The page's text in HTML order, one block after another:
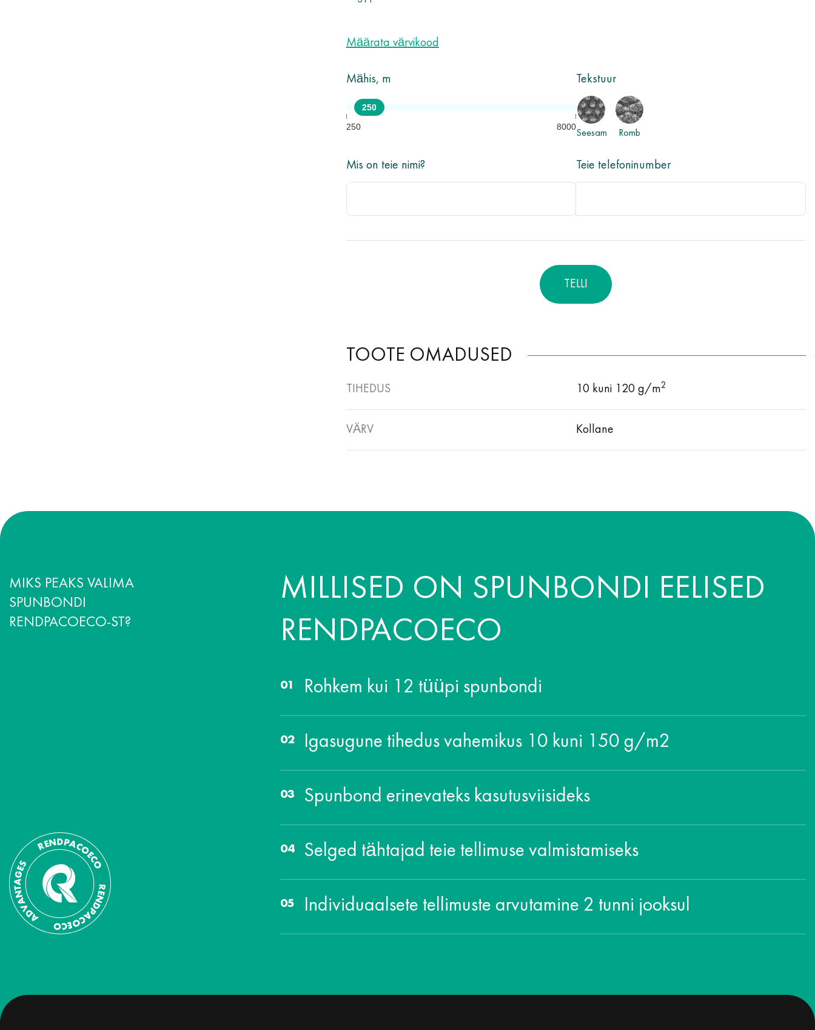
Määrata värvikood
Mähis, m
250
250 8000
Tekstuur
Seesam Romb
Mis on teie nimi? Teie telefoninumber
TELLI
TOOTE OMADUSED
TIHEDUS 10 kuni 120 g/m2
VÄRV Kollane
MIKS PEAKS VALIMA
SPUNBONDI
RENDPACOECO-ST?
MILLISED ON SPUNBONDI EELISED
RENDPACOECO
Rohkem kui 12 tüüpi spunbondi
Igasugune tihedus vahemikus 10 kuni 150 g/m2
Spunbond erinevateks kasutusviisideks
Selged tähtajad teie tellimuse valmistamiseks
Individuaalsete tellimuste arvutamine 2 tunni jooksul